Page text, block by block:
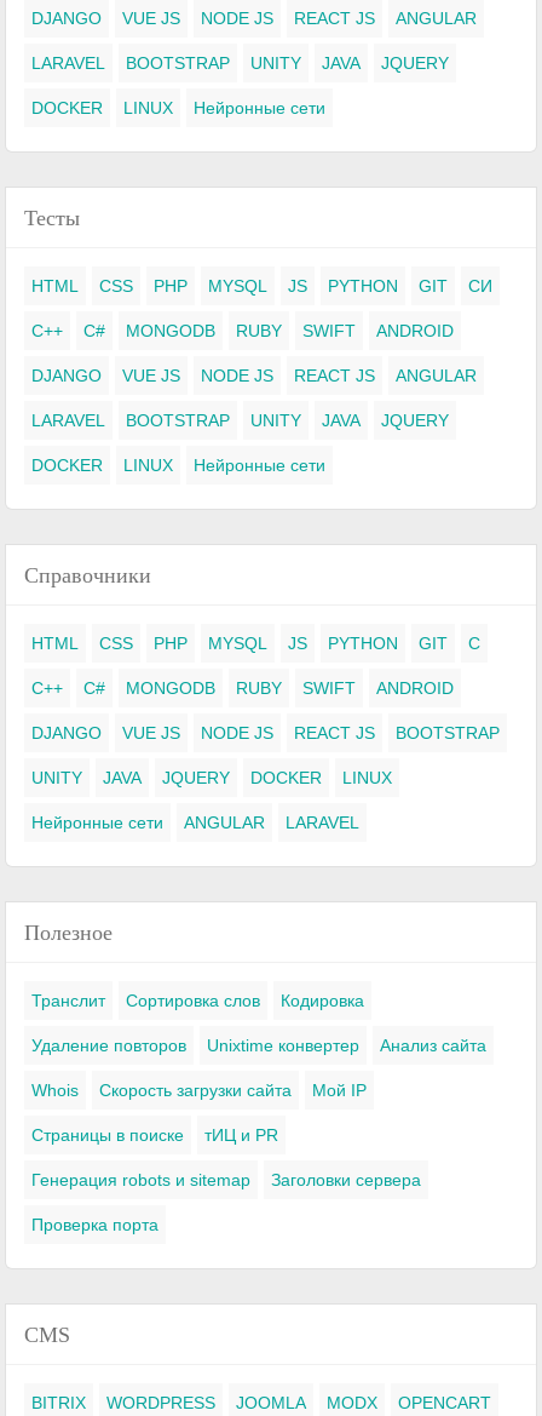
DJANGO VUE JS NODE JS REACT JS ANGULAR
LARAVEL BOOTSTRAP UNITY JAVA JQUERY
DOCKER LINUX Нейронные сети
Тесты
HTML CSS PHP MYSQL JS PYTHON GIT СИ
C++ C# MONGODB RUBY SWIFT ANDROID
DJANGO VUE JS NODE JS REACT JS ANGULAR
LARAVEL BOOTSTRAP UNITY JAVA JQUERY
DOCKER LINUX Нейронные сети
Справочники
HTML CSS PHP MYSQL JS PYTHON GIT C
C++ C# MONGODB RUBY SWIFT ANDROID
DJANGO VUE JS NODE JS REACT JS BOOTSTRAP
UNITY JAVA JQUERY DOCKER LINUX
Нейронные сети ANGULAR LARAVEL
Полезное
Транслит Сортировка слов Кодировка
Удаление повторов Unixtime конвертер Анализ сайта
Whois Скорость загрузки сайта Мой IP
Страницы в поиске тИЦ и PR
Генерация robots и sitemap Заголовки сервера
Проверка порта
CMS
BITRIX WORDPRESS JOOMLA MODX OPENCART